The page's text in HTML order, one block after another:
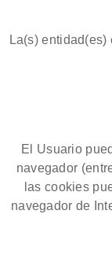
La(s)
El Usuario
navegador
las cookies
navegador de